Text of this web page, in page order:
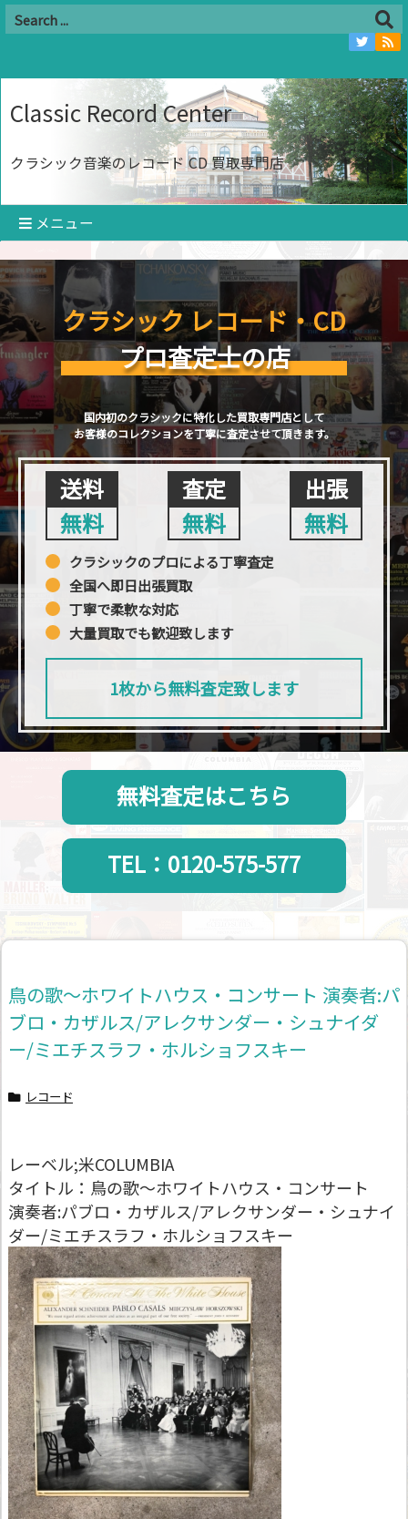
Classic Record Center
クラシック音楽のレコード CD 買取専門店
メニュー
クラシック レコード・CD
プロ査定士の店
国内初のクラシックに特化した買取専門店として
お客様のコレクションを丁寧に査定させて頂きます。
送料
無料
査定
無料
出張
無料
クラシックのプロによる丁寧査定
全国へ即日出張買取
丁寧で柔軟な対応
大量買取でも歓迎致します
1枚から無料査定致します
無料査定はこちら
TEL：0120-575-577
鳥の歌～ホワイトハウス・コンサート 演奏者:パ
ブロ・カザルス/アレクサンダー・シュナイダ
ー/ミエチスラフ・ホルショフスキー
レコード
レーベル;米COLUMBIA
タイトル：鳥の歌～ホワイトハウス・コンサート
演奏者:パブロ・カザルス/アレクサンダー・シュナイ
ダー/ミエチスラフ・ホルショフスキー